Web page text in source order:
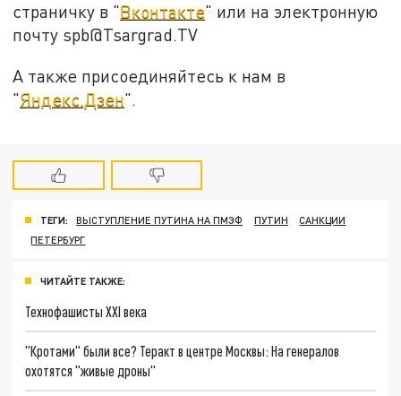
страничку в "Вконтакте" или на электронную
почту spb@Tsargrad.TV
А также присоединяйтесь к нам в
"Яндекс.Дзен".
ТЕГИ: ВЫСТУПЛЕНИЕ ПУТИНА НА ПМЭФ ПУТИН
САНКЦИИ
ПЕТЕРБУРГ
ЧИТАЙТЕ ТАКЖЕ:
Технофашисты XXI века
"Кротами" были все? Теракт в центре Москвы: На генералов
охотятся "живые дроны"